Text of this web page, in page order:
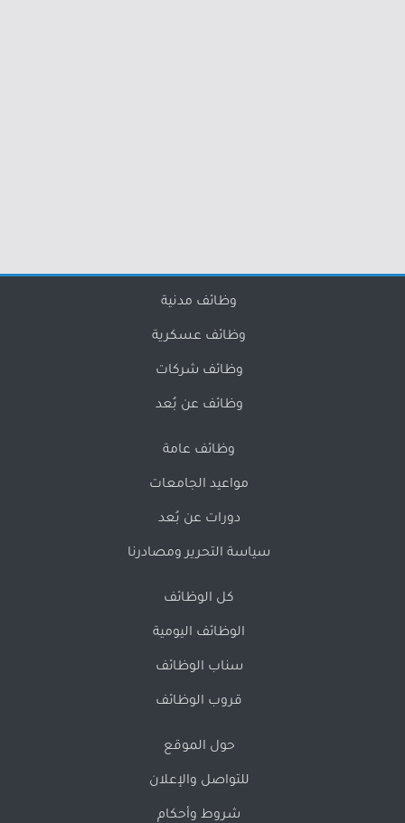
وظائف مدنية
وظائف عسكرية
وظائف شركات
وظائف عن بُعد
وظائف عامة
مواعيد الجامعات
دورات عن بُعد
سياسة التحرير ومصادرنا
كل الوظائف
الوظائف اليومية
سناب الوظائف
قروب الوظائف
حول الموقع
للتواصل والإعلان
شروط وأحكام